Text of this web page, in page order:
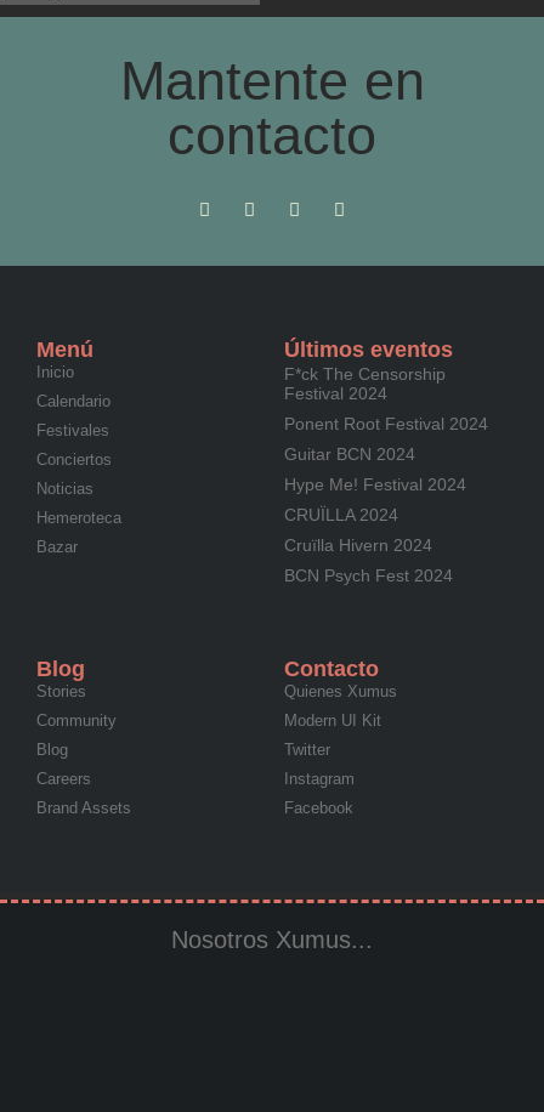
Mantente en
contacto
Menú
Inicio
Calendario
Festivales
Conciertos
Noticias
Hemeroteca
Bazar
Últimos eventos
F*ck The Censorship
Festival 2024
Ponent Root Festival 2024
Guitar BCN 2024
Hype Me! Festival 2024
CRUÏLLA 2024
Cruïlla Hivern 2024
BCN Psych Fest 2024
Blog
Stories
Community
Blog
Careers
Brand Assets
Contacto
Quienes Xumus
Modern UI Kit
Twitter
Instagram
Facebook
Nosotros Xumus...